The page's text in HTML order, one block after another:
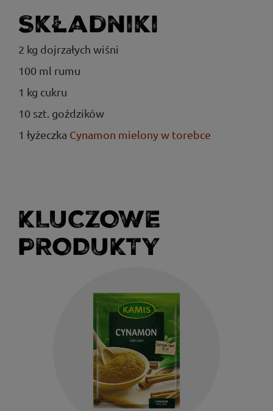
Składniki
2 kg dojrzałych wiśni
100 ml rumu
1 kg cukru
10 szt. goździków
1 łyżeczka Cynamon mielony w torebce
KLUCZOWE
PRODUKTY